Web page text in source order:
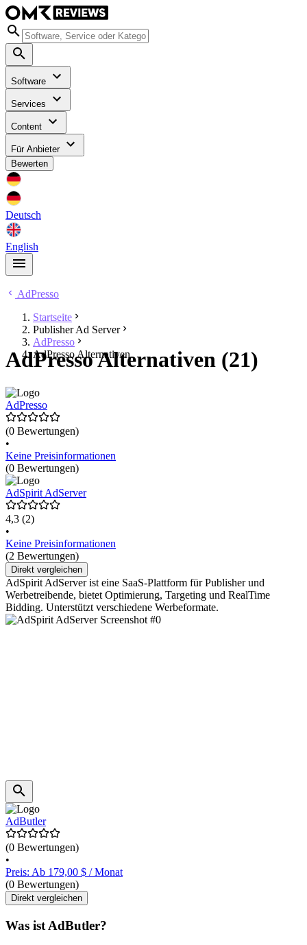
Software
Services
Content
Für Anbieter
Bewerten
Deutsch
English
AdPresso
Startseite
Publisher Ad Server
AdPresso
AdPresso Alternativen
AdPresso Alternativen (21)
AdPresso
(0 Bewertungen)
•
Keine Preisinformationen
(0 Bewertungen)
AdSpirit AdServer
4,3 (2)
•
Keine Preisinformationen
(2 Bewertungen)
Direkt vergleichen
AdSpirit AdServer ist eine SaaS-Plattform für Publisher und
Werbetreibende, bietet Optimierung, Targeting und RealTime
Bidding. Unterstützt verschiedene Werbeformate.
AdButler
(0 Bewertungen)
•
Preis: Ab 179,00 $ / Monat
(0 Bewertungen)
Direkt vergleichen
Was ist AdButler?